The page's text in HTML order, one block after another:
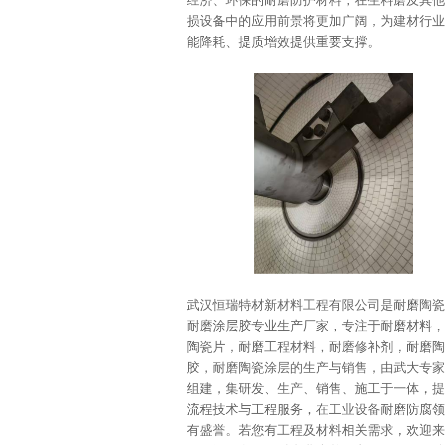
损设备中的应用前景将更加广阔，为建材行
能降耗、提质增效提供重要支撑。
武汉恒瑞特材新材料工程有限公司是耐磨陶
耐磨涂层胶专业生产厂家，专注于耐磨材料
陶瓷片，耐磨工程材料，耐磨修补剂，耐磨
胶，耐磨陶瓷涂层的生产与销售，由武大专
组建，集研发、生产、销售、施工于一体，
流程技术与工程服务，在工业设备耐磨防腐
有盛誉。若您有工程及材料相关需求，欢迎